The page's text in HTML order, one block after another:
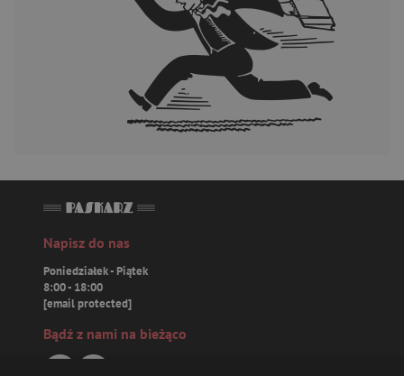
Napisz do nas
Poniedziałek - Piątek
8:00 - 18:00
[email protected]
Bądź z nami na bieżąco